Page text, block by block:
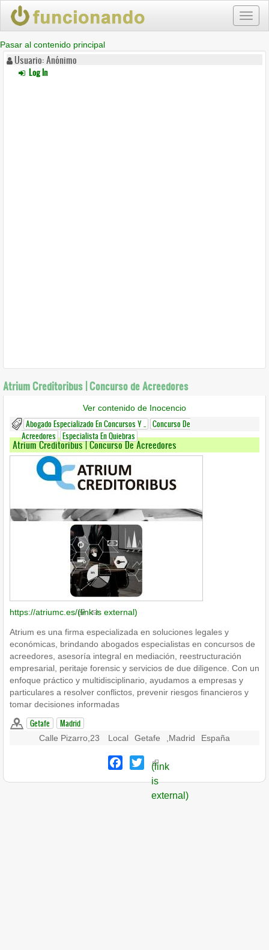
Pasar al contenido principal
Usuario: Anónimo
Log In
Atrium Creditoribus | Concurso de Acreedores
Ver contenido de Inocencio
Abogado Especializado En Concursos Y ..
Concurso De
Acreedores
Especialista En Quiebras
Atrium Creditoribus | Concurso De Acreedores
https://atriumc.es/(link is external)
Atrium es una firma especializada en soluciones legales y
económicas, brindando abogados especialistas en concursos de
acreedores, asesoría integral en mediación, reestructuración
empresarial, peritaje forensic y servicios de due diligence. Con un
enfoque práctico y multidisciplinario, ayudamos a empresas y
particulares a resolver conflictos, prevenir riesgos financieros y
tomar decisiones informadas
Getafe Madrid
Calle Pizarro,23 Local Getafe Madrid España
Facebook
Twitter
(link
is
external)